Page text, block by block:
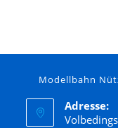
Modellbahn
Adresse: